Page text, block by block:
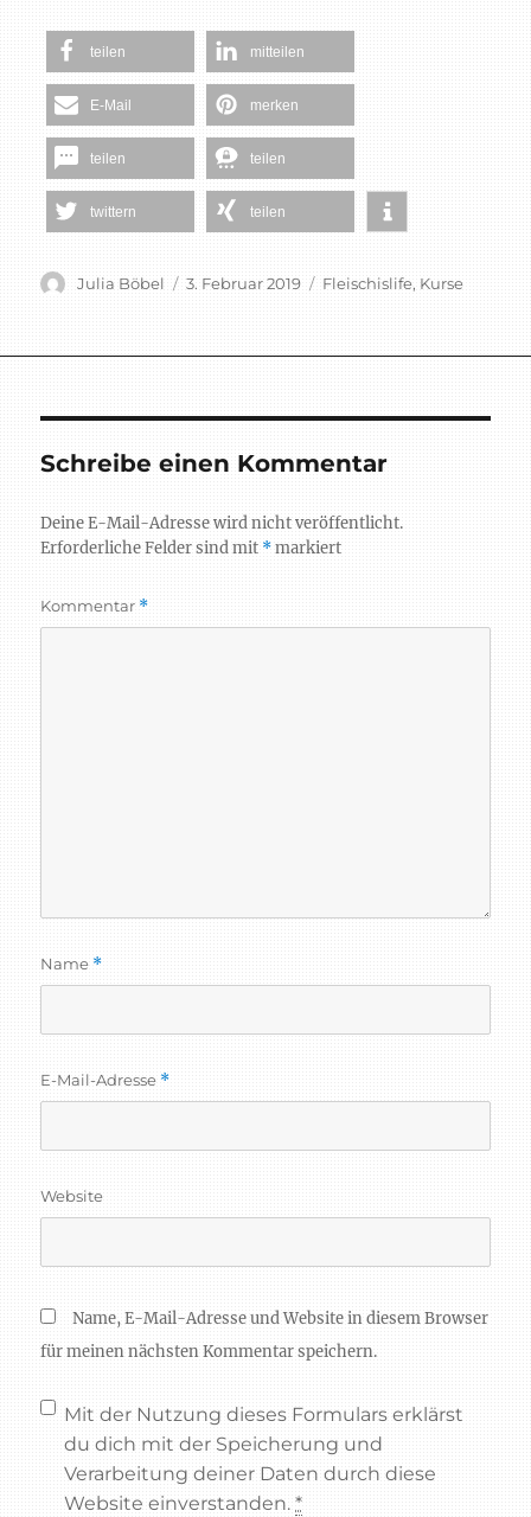
teilen mitteilen
E-Mail merken
teilen teilen
twittern teilen
Autor
Julia Böbel
Veröffentlicht
3. Februar 2019 Schlagwörter
Fleischislife, Kurse
Schreibe einen Kommentar
Deine E-Mail-Adresse wird nicht veröffentlicht.
Erforderliche Felder sind mit *markiert
Kommentar *
Name *
E-Mail-Adresse *
Website
Name, E-Mail-Adresse und Website in diesem Browser
für meinen nächsten Kommentar speichern.
Mit der Nutzung dieses Formulars erklärst
du dich mit der Speicherung und
Verarbeitung deiner Daten durch diese
Website einverstanden.*